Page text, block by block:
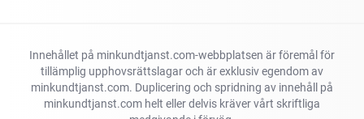
Innehållet på minkundtjanst.com-webbplatsen är föremål för
tillämplig upphovsrättslagar och är exklusiv egendom av
minkundtjanst.com. Duplicering och spridning av innehåll på
minkundtjanst.com helt eller delvis kräver vårt skriftliga